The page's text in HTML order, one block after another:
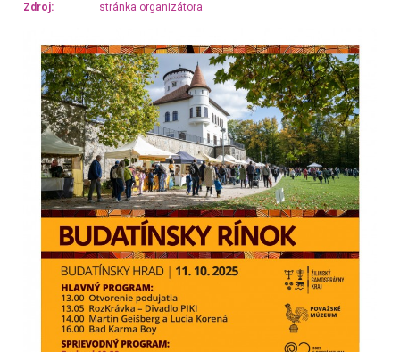
Zdroj:
stránka organizátora